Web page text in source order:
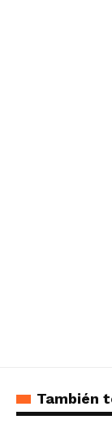
También